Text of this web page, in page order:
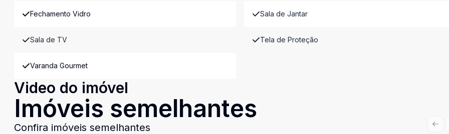
Fechamento Vidro Sala de Jantar
Sala de TV Tela de Proteção
Varanda Gourmet
Video do imóvel
Imóveis semelhantes
Confira imóveis semelhantes